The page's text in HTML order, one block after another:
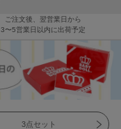
ご注文後、翌営業日から
3〜5営業日以内に出荷予定
3点セット